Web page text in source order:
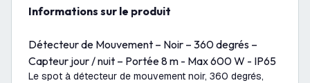
Informations sur le produit
Détecteur de Mouvement – Noir – 360 degrés –
Capteur jour / nuit – Portée 8 m - Max 600 W - IP65
Le spot à détecteur de mouvement noir, 360 degrés,